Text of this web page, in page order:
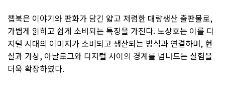
챕북은 이야기와 판화가 담긴 얇고 저렴한 대량생산 출판물로,
가볍게 읽히고 쉽게 소비되는 특징을 가진다. 노상호는 이를 디
지털 시대의 이미지가 소비되고 생산되는 방식과 연결하며, 현
실과 가상, 아날로그와 디지털 사이의 경계를 넘나드는 실험을
더욱 확장하였다.